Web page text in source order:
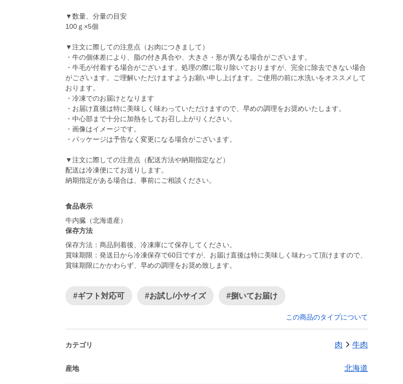
▼数量、分量の目安
100ｇ×5個
▼注文に際しての注意点（お肉につきまして）
・牛の個体差により、脂の付き具合や、大きさ・形が異なる場合がございます。
・牛毛が付着する場合がございます。処理の際に取り除いておりますが、完全に除去できない場合
がございます。ご理解いただけますようお願い申し上げます。ご使用の前に水洗いをオススメして
おります。
・冷凍でのお届けとなります
・お届け直後は特に美味しく味わっていただけますので、早めの調理をお奨めいたします。
・中心部まで十分に加熱をしてお召し上がりください。
・画像はイメージです。
・パッケージは予告なく変更になる場合がございます。
▼注文に際しての注意点（配送方法や納期指定など）
配送は冷凍便にてお送りします。
納期指定がある場合は、事前にご相談ください。
食品表示
牛内臓（北海道産）
保存方法
保存方法：商品到着後、冷凍庫にて保存してください。
賞味期限：発送日から冷凍保存で60日ですが、お届け直後は特に美味しく味わって頂けますので、
賞味期限にかかわらず、早めの調理をお奨め致します。
#ギフト対応可 #お試し/小サイズ #捌いてお届け
この商品のタイプについて
カテゴリ 肉 牛肉
産地 北海道